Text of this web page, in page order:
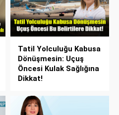
Tatil Yolculuğu Kabusa
Dönüşmesin: Uçuş
Öncesi Kulak Sağlığına
Dikkat!